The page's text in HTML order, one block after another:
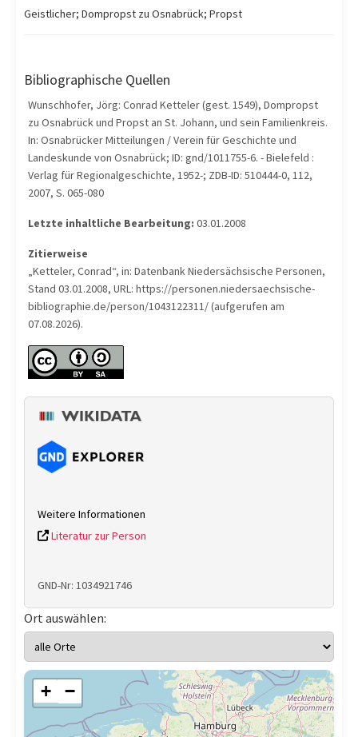
Geistlicher; Dompropst zu Osnabrück; Propst
Bibliographische Quellen
Wunschhofer, Jörg: Conrad Ketteler (gest. 1549), Dompropst
zu Osnabrück und Propst an St. Johann, und sein Familienkreis.
In: Osnabrücker Mitteilungen / Verein für Geschichte und
Landeskunde von Osnabrück; ID: gnd/1011755-6. - Bielefeld :
Verlag für Regionalgeschichte, 1952-; ZDB-ID: 510444-0, 112,
2007, S. 065-080
Letzte inhaltliche Bearbeitung: 03.01.2008
Zitierweise
„Ketteler, Conrad“, in: Datenbank Niedersächsische Personen,
Stand 03.01.2008, URL: https://personen.niedersaechsische-
bibliographie.de/person/1043122311/ (aufgerufen am
07.08.2026).
Weitere Informationen
Literatur zur Person
GND-Nr: 1034921746
Ort auswählen:
+ −